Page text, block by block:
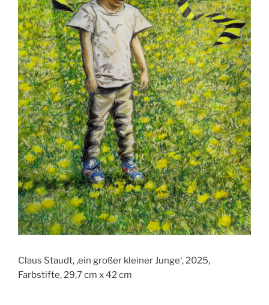
Claus Staudt, ‚ein großer kleiner Junge‘, 2025,
Farbstifte, 29,7 cm x 42 cm